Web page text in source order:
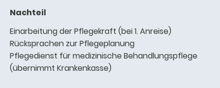
Nachteil
Einarbeitung der Pflegekraft (bei 1. Anreise)
Rücksprachen zur Pflegeplanung
Pflegedienst für medizinische Behandlungspflege
(übernimmt Krankenkasse)